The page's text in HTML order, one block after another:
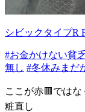
シビックタイプR
#お金かけない貧
無し #冬休みまだ
ここが赤🟥では
粧直し